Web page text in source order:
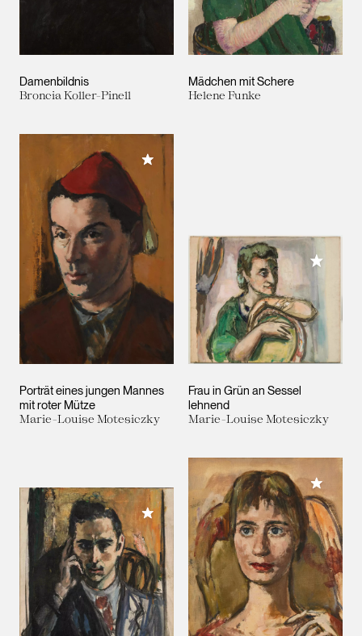
Damenbildnis
Broncia Koller-Pinell
Mädchen mit Schere
Helene Funke
Porträt eines jungen Mannes
mit roter Mütze
Marie-Louise Motesiczky
Meiner Sammlung hinzufügen
Frau in Grün an Sessel
lehnend
Marie-Louise Motesiczky
Meiner
Meiner Sammlung hinzufügen
Meiner